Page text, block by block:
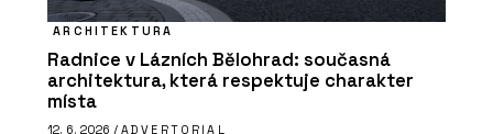
ARCHITEKTURA
Radnice v Lázních Bělohrad: současná
architektura, která respektuje charakter
místa
12. 6. 2026 / ADVERTORIAL